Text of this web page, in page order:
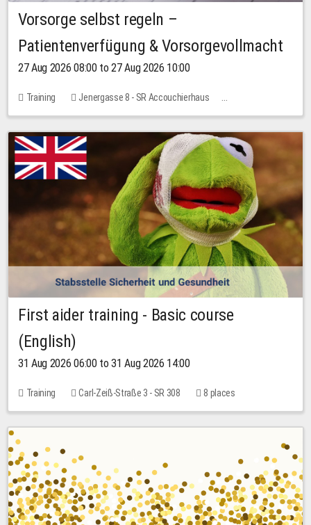
Vorsorge selbst regeln –
Patientenverfügung & Vorsorgevollmacht
27 Aug 2026 08:00 to 27 Aug 2026 10:00
Training
Jenergasse 8 - SR Accouchierhaus
No free places
First aider training - Basic course
(English)
31 Aug 2026 06:00 to 31 Aug 2026 14:00
Training Carl-Zeiß-Straße 3 - SR 308 8 places